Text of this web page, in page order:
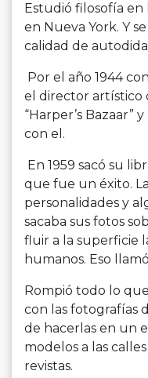
Estudió filosofía
en Nueva York. Y
calidad de
Por el año 1944
el director artístico
“Harper’s Bazaar”
con el.
En 1959 sacó su
que fue un éxito.
personalidades y
sacaba sus fotos
fluir a la superficie
humanos. Eso
Rompió todo lo
con las fotografías
de hacerlas en un
modelos a las
revistas.